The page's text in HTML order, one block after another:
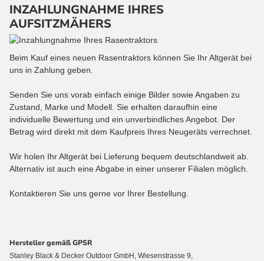
INZAHLUNGNAHME IHRES
AUFSITZMÄHERS
Beim Kauf eines neuen Rasentraktors können Sie Ihr Altgerät bei
uns in Zahlung geben.
Senden Sie uns vorab einfach einige Bilder sowie Angaben zu
Zustand, Marke und Modell. Sie erhalten daraufhin eine
individuelle Bewertung und ein unverbindliches Angebot. Der
Betrag wird direkt mit dem Kaufpreis Ihres Neugeräts verrechnet.
Wir holen Ihr Altgerät bei Lieferung bequem deutschlandweit ab.
Alternativ ist auch eine Abgabe in einer unserer Filialen möglich.
Kontaktieren Sie uns gerne vor Ihrer Bestellung.
Hersteller gemäß GPSR
Stanley Black & Decker Outdoor GmbH, Wiesenstrasse 9,